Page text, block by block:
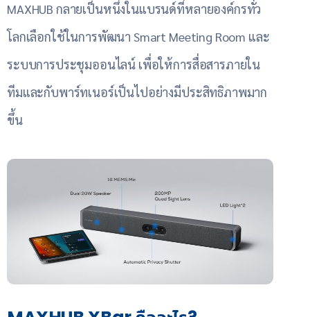
MAXHUB กลายเป็นหนึ่งในแบรนด์ที่หลายองค์กรทั่ว
โลกเลือกใช้ในการพัฒนา Smart Meeting Room และ
ระบบการประชุมออนไลน์ เพื่อให้การสื่อสารภายใน
ทีมและกับพาร์ทเนอร์เป็นไปอย่างมีประสิทธิภาพมาก
ขึ้น